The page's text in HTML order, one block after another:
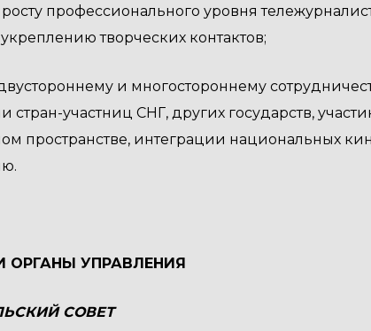
профессионального уровня
творческих контактов;
и многостороннему
стран-участниц СНГ, других государств,
пространстве, интеграции национальных
ОРГАНЫ УПРАВЛЕНИЯ
СОВЕТ